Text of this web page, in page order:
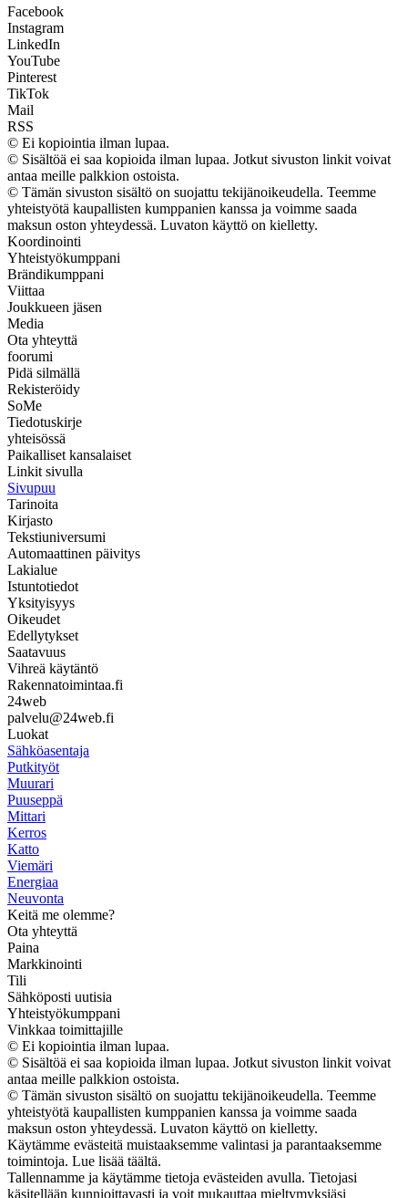
Facebook
Instagram
LinkedIn
YouTube
Pinterest
TikTok
Mail
RSS
© Ei kopiointia ilman lupaa.
© Sisältöä ei saa kopioida ilman lupaa. Jotkut sivuston linkit voivat
antaa meille palkkion ostoista.
© Tämän sivuston sisältö on suojattu tekijänoikeudella. Teemme
yhteistyötä kaupallisten kumppanien kanssa ja voimme saada
maksun oston yhteydessä. Luvaton käyttö on kielletty.
Koordinointi
Yhteistyökumppani
Brändikumppani
Viittaa
Joukkueen jäsen
Media
Ota yhteyttä
foorumi
Pidä silmällä
Rekisteröidy
SoMe
Tiedotuskirje
yhteisössä
Paikalliset kansalaiset
Linkit sivulla
Sivupuu
Tarinoita
Kirjasto
Tekstiuniversumi
Automaattinen päivitys
Lakialue
Istuntotiedot
Yksityisyys
Oikeudet
Edellytykset
Saatavuus
Vihreä käytäntö
Rakennatoimintaa.fi
24web
palvelu@24web.fi
Luokat
Sähköasentaja
Putkityöt
Muurari
Puuseppä
Mittari
Kerros
Katto
Viemäri
Energiaa
Neuvonta
Keitä me olemme?
Ota yhteyttä
Paina
Markkinointi
Tili
Sähköposti uutisia
Yhteistyökumppani
Vinkkaa toimittajille
© Ei kopiointia ilman lupaa.
© Sisältöä ei saa kopioida ilman lupaa. Jotkut sivuston linkit voivat
antaa meille palkkion ostoista.
© Tämän sivuston sisältö on suojattu tekijänoikeudella. Teemme
yhteistyötä kaupallisten kumppanien kanssa ja voimme saada
maksun oston yhteydessä. Luvaton käyttö on kielletty.
Käytämme evästeitä muistaaksemme valintasi ja parantaaksemme
toimintoja. Lue lisää täältä.
Tallennamme ja käytämme tietoja evästeiden avulla. Tietojasi
käsitellään kunnioittavasti ja voit mukauttaa mieltymyksiäsi